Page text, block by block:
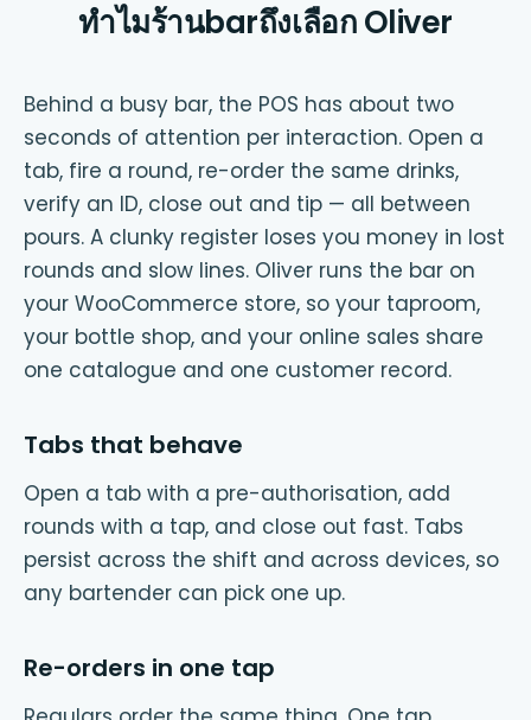
ทำไมร้านbarถึงเลือก Oliver
Behind a busy bar, the POS has about two
seconds of attention per interaction. Open a
tab, fire a round, re-order the same drinks,
verify an ID, close out and tip — all between
pours. A clunky register loses you money in lost
rounds and slow lines. Oliver runs the bar on
your WooCommerce store, so your taproom,
your bottle shop, and your online sales share
one catalogue and one customer record.
Tabs that behave
Open a tab with a pre-authorisation, add
rounds with a tap, and close out fast. Tabs
persist across the shift and across devices, so
any bartender can pick one up.
Re-orders in one tap